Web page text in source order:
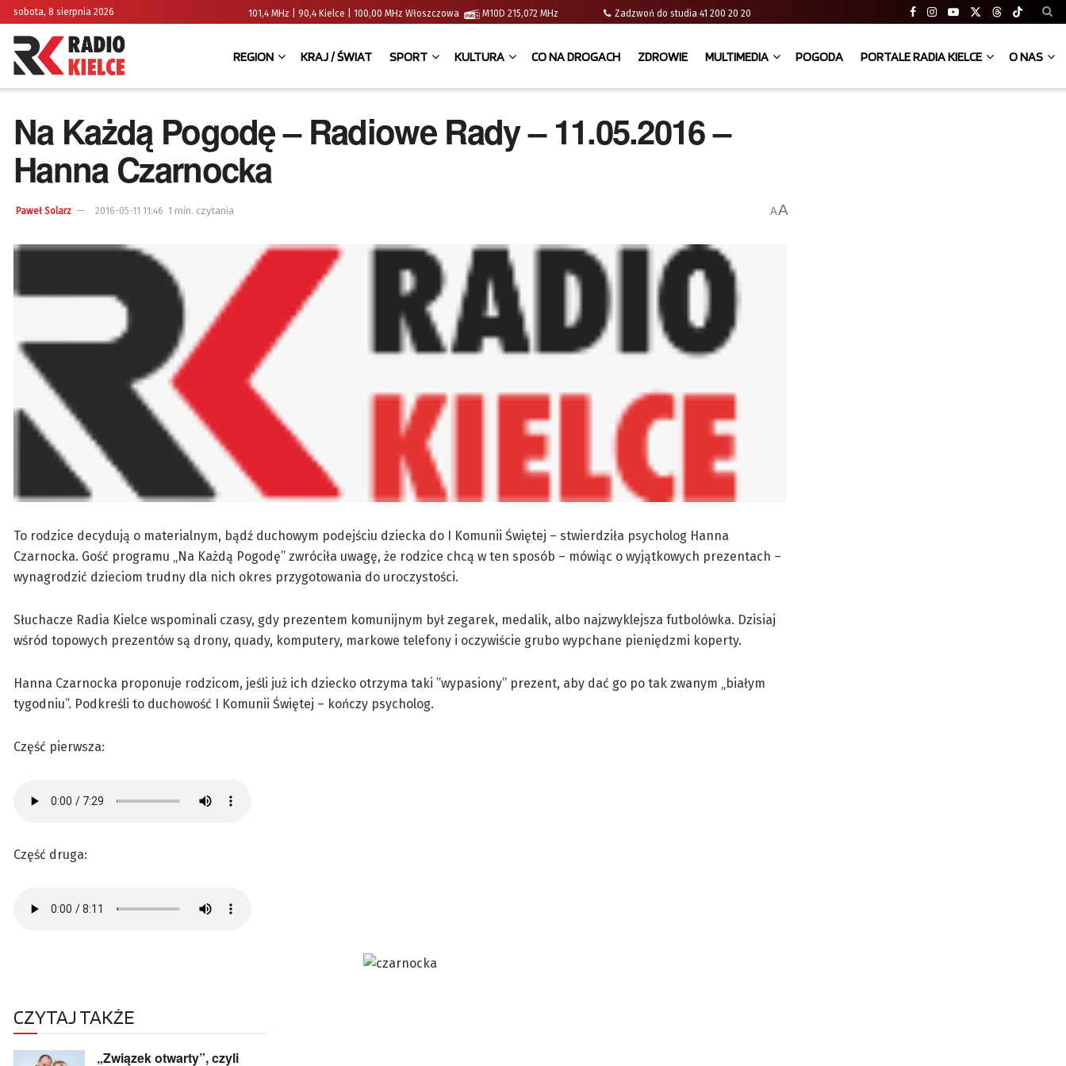
sobota, 8 sierpnia 2026 101,4 MHz | 90,4 Kielce | 100,00 MHz Włoszczowa M10D 215,072 MHz Zadzwoń do studia 41 200 20 20
REGION KRAJ / ŚWIAT SPORT KULTURA CO NA DROGACH ZDROWIE MULTIMEDIA POGODA PORTALE RADIA KIELCE O NAS
Na Każdą Pogodę – Radiowe Rady – 11.05.2016 –
Hanna Czarnocka
Paweł Solarz 2016-05-11 11:46 1 min. czytania AA
To rodzice decydują o materialnym, bądź duchowym podejściu dziecka do I Komunii Świętej – stwierdziła psycholog Hanna
Czarnocka. Gość programu „Na Każdą Pogodę” zwróciła uwagę, że rodzice chcą w ten sposób – mówiąc o wyjątkowych prezentach –
wynagrodzić dzieciom trudny dla nich okres przygotowania do uroczystości.
Słuchacze Radia Kielce wspominali czasy, gdy prezentem komunijnym był zegarek, medalik, albo najzwyklejsza futbolówka. Dzisiaj
wśród topowych prezentów są drony, quady, komputery, markowe telefony i oczywiście grubo wypchane pieniędzmi koperty.
Hanna Czarnocka proponuje rodzicom, jeśli już ich dziecko otrzyma taki ”wypasiony” prezent, aby dać go po tak zwanym „białym
tygodniu”. Podkreśli to duchowość I Komunii Świętej – kończy psycholog.
Część pierwsza:
Część druga:
CZYTAJ TAKŻE
„Związek otwarty”, czyli